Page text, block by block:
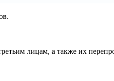
лицам, а также их